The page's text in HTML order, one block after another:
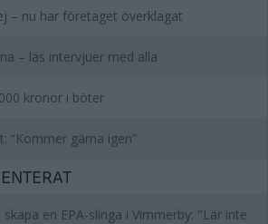
– nu har företaget överklagat
– läs intervjuer med alla
kronor i böter
“Kommer gärna igen”
en EPA-slinga i Vimmerby: "Lär inte